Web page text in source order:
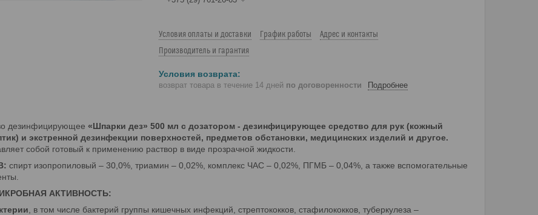
Условия оплаты и доставки График работы
Адрес и контакты
Производитель и гарантия
возврат товара в течение 14 дней по договоренности Подробнее
дезинфицирующее «Шпарки дез» 500 мл с дозатором - дезинфицирующее средство для рук (кожный
и экстренной дезинфекции поверхностей, предметов обстановки, медицинских изделий и другое.
собой готовый к применению раствор в виде прозрачной жидкости.
спирт изопропиловый – 30,0%, триамин – 0,02%, комплекс ЧАС – 0,02%, ПГМБ – 0,04%, а также вспомогательные
АКТИВНОСТЬ:
, в том числе бактерий группы кишечных инфекций, стрептококков, стафилококков, туберкулеза –